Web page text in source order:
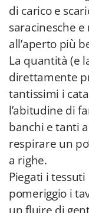
di carico e
saracinesche
all’aperto più
La quantità (e
direttamente
tantissimi i
l’abitudine di
banchi e tanti
respirare un
a righe.
Piegati i
pomeriggio i